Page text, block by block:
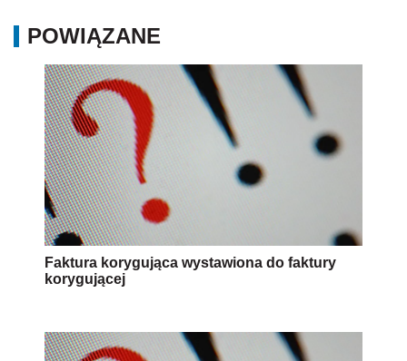
POWIĄZANE
Faktura korygująca wystawiona do faktury
korygującej